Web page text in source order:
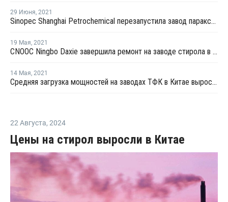
29 Июня, 2021
Sinopec Shanghai Petrochemical перезапустила завод параксилола № 1 после планового ремонта
19 Мая, 2021
CNOOC Ningbo Daxie завершила ремонт на заводе стирола в Нинбо
14 Мая, 2021
Средняя загрузка мощностей на заводах ТФК в Китае выросла в начале мая на 3%
22 Августа, 2024
Цены на стирол выросли в Китае